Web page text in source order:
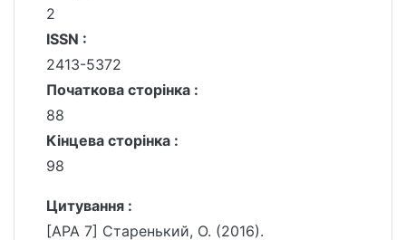
2
ISSN :
2413-5372
Початкова сторінка :
88
Кінцева сторінка :
98
Цитування :
[APA 7] Старенький, О. (2016).